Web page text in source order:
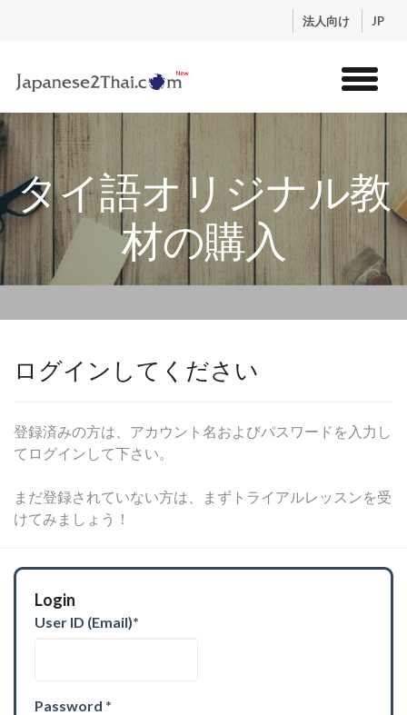
法人向け JP
トップ
サービス
コンテンツ
講師紹介
料金
お申込流れ
タイ語オリジナル教
材の購入
ログインしてください
登録済みの方は、アカウント名およびパスワードを入力し
てログインして下さい。
まだ登録されていない方は、まずトライアルレッスンを受
けてみましょう！
Login
User ID (Email)*
Password *